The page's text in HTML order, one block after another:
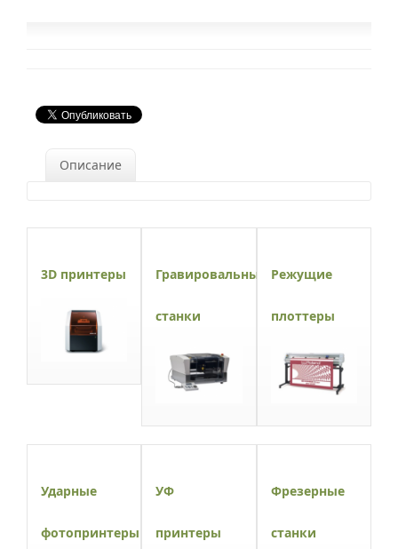
Описание
3D принтеры Гравировальные
станки
Режущие
плоттеры
Ударные
фотопринтеры
УФ
принтеры
Фрезерные
станки